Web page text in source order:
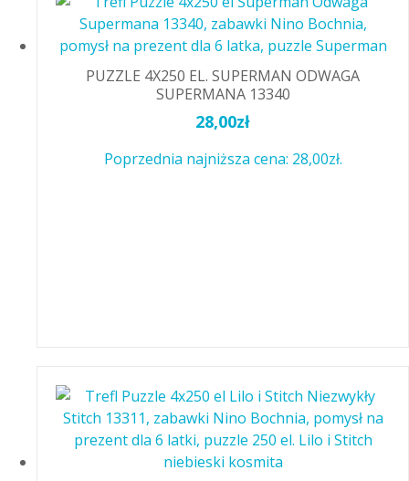
PUZZLE 4X250 EL. SUPERMAN ODWAGA
SUPERMANA 13340
28,00zł
Poprzednia najniższa cena: 28,00zł.